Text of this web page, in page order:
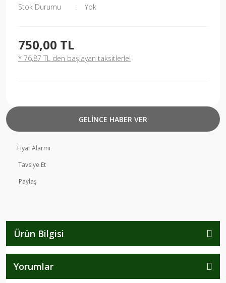
Stok Durumu
Yok
750,00 TL
* 76,87 TL den başlayan taksitlerle!
GELİNCE HABER VER
Fiyat Alarmı
Tavsiye Et
Paylaş
Ürün Bilgisi
Yorumlar